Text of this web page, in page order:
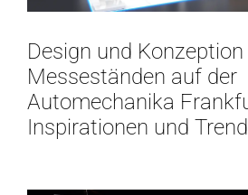
Design und
Messeständen auf der
Automechanika
Inspirationen und